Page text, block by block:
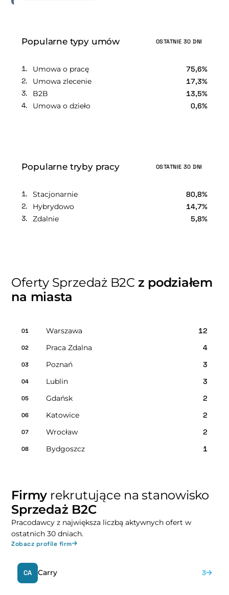
Popularne typy umów OSTATNIE 30 DNI
Umowa o pracę
75,6%
Umowa zlecenie
17,3%
B2B
13,5%
Umowa o dzieło
0,6%
Popularne tryby pracy OSTATNIE 30 DNI
Stacjonarnie
80,8%
Hybrydowo
14,7%
Zdalnie
5,8%
Oferty Sprzedaż B2C z podziałem
na miasta
01 Warszawa 12
02 Praca Zdalna 4
03 Poznań 3
04 Lublin 3
05 Gdańsk 2
06 Katowice 2
07 Wrocław 2
08 Bydgoszcz 1
Firmy rekrutujące na stanowisko
Sprzedaż B2C
Pracodawcy z największa liczbą aktywnych ofert w
ostatnich 30 dniach.
Zobacz profile firm
CA Carry 3